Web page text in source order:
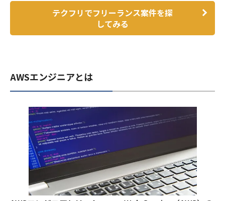
テクフリでフリーランス案件を探
してみる
AWSエンジニアとは